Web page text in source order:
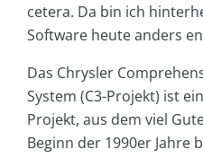
cetera. Da bin ich
Software heute anders
Das Chrysler
System (C3-Projekt) ist
Projekt, aus dem viel
Beginn der 1990er Jahre